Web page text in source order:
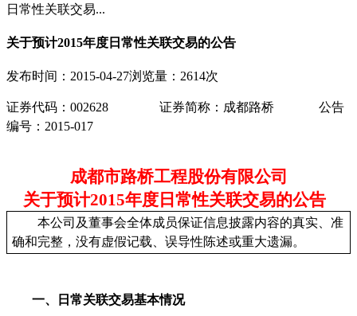
日常性关联交易...
关于预计2015年度日常性关联交易的公告
发布时间：2015-04-27浏览量：2614次
证券代码： 002628 证券简称：成都路桥
公告
编号 ： 2015-017
成都市路桥工程股份有限公司
关于预计2015年度日常性关联交易的公告
本公司及董事会全体成员保证信息披露内容的真实、准
确和完整，没有虚假记载、误导性陈述或重大遗漏。
一、日常关联交易基本情况